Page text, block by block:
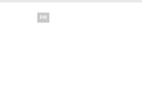
PR